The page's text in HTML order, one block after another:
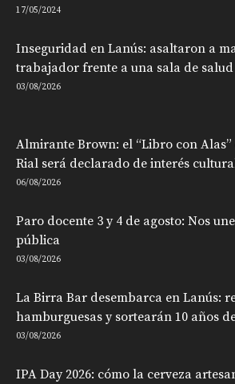
17/05/2024
Inseguridad en Lanús: asaltaron a
trabajador frente a una sala de
03/08/2026
Almirante Brown: el “Libro con
Rial será declarado de interés
06/08/2026
Paro docente 3 y 4 de agosto: Nos
pública
03/08/2026
La Birra Bar desembarca en Lanús:
hamburguesas y sortearán 10 años
03/08/2026
IPA Day 2026: cómo la cerveza